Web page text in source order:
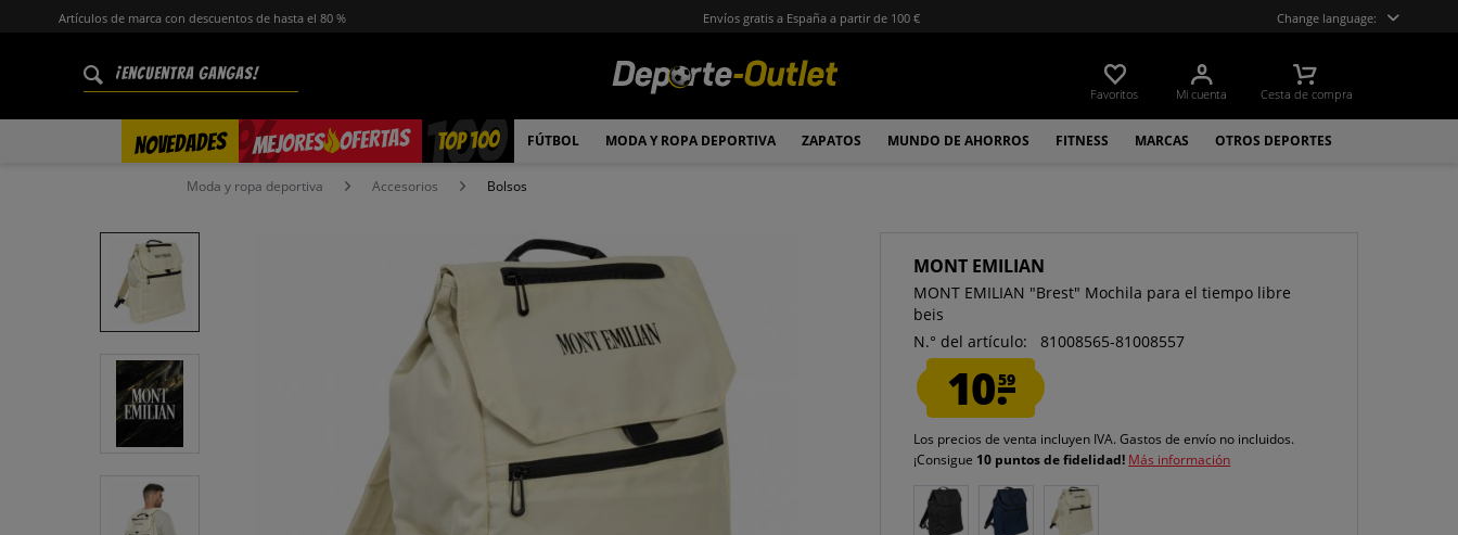
Artículos de marca con descuentos de hasta el 80 % Envíos gratis a España a partir de 100 € Change language:
Favoritos Mi cuenta Cesta de compra
NOVEDADES MEJORES OFERTAS
% TOP 100 FÚTBOL MODA Y ROPA DEPORTIVA ZAPATOS MUNDO DE AHORROS FITNESS MARCAS OTROS DEPORTES
Moda y ropa deportiva Accesorios Bolsos
MONT EMILIAN
MONT EMILIAN "Brest" Mochila para el tiempo libre
beis
N.° del artículo:
81008565-81008557
10.59
Los precios de venta incluyen IVA.Gastos de envío no incluidos.
¡Consigue 10 puntos de fidelidad! Más información